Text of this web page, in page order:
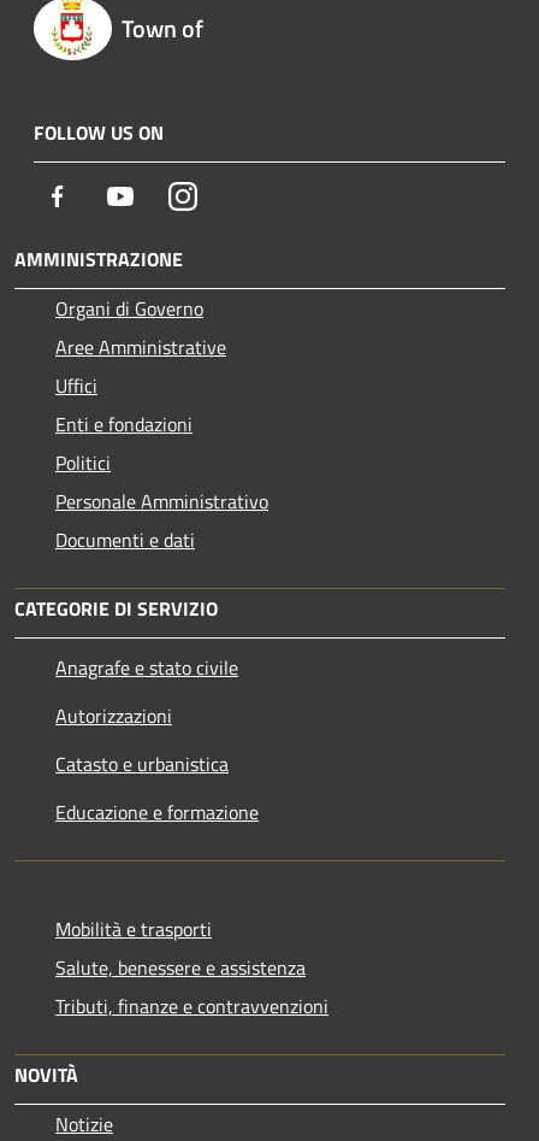
Town of
FOLLOW US ON
Facebook YoutubeInstagram
AMMINISTRAZIONE
Organi di Governo
Aree Amministrative
Uffici
Enti e fondazioni
Politici
Personale Amministrativo
Documenti e dati
CATEGORIE DI SERVIZIO
Anagrafe e stato civile
Autorizzazioni
Catasto e urbanistica
Educazione e formazione
Mobilità e trasporti
Salute, benessere e assistenza
Tributi, finanze e contravvenzioni
NOVITÀ
Notizie